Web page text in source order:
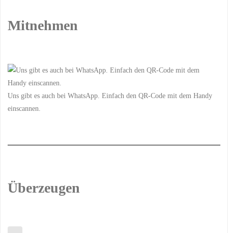
Mitnehmen
Uns gibt es auch bei WhatsApp. Einfach den QR-Code mit dem Handy
einscannen.
Überzeugen